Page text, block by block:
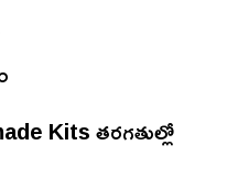
Kits తరగతుల్లో